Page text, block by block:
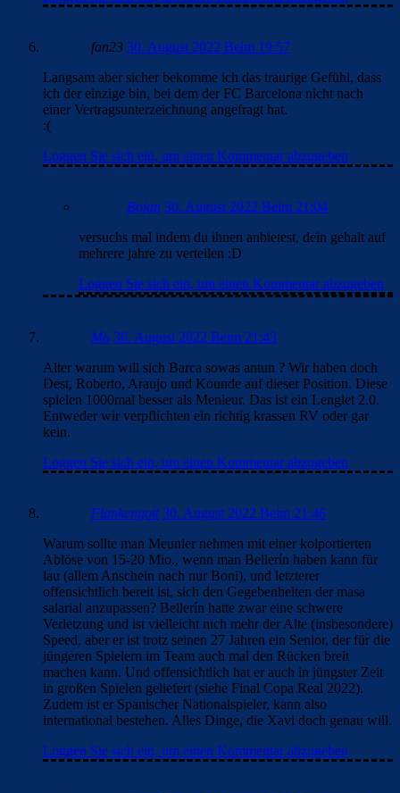
fan23 30. August 2022 Beim 19:57
Langsam aber sicher bekomme ich das traurige Gefühl, dass
ich der einzige bin, bei dem der FC Barcelona nicht nach
einer Vertragsunterzeichnung angefragt hat.
:(
Loggen Sie sich ein, um einen Kommentar abzugeben
Bojan 30. August 2022 Beim 21:04
versuchs mal indem du ihnen anbietest, dein gehalt auf
mehrere jahre zu verteilen :D
Loggen Sie sich ein, um einen Kommentar abzugeben
Mo 30. August 2022 Beim 21:43
Alter warum will sich Barca sowas antun ? Wir haben doch
Dest, Roberto, Araujo und Kounde auf dieser Position. Diese
spielen 1000mal besser als Menieur. Das ist ein Lenglet 2.0.
Entweder wir verpflichten ein richtig krassen RV oder gar
kein.
Loggen Sie sich ein, um einen Kommentar abzugeben
Flankengott 30. August 2022 Beim 21:46
Warum sollte man Meunier nehmen mit einer kolportierten
Ablöse von 15-20 Mio., wenn man Bellerín haben kann für
lau (allem Anschein nach nur Boni), und letzterer
offensichtlich bereit ist, sich den Gegebenheiten der masa
salarial anzupassen? Bellerín hatte zwar eine schwere
Verletzung und ist vielleicht nich mehr der Alte (insbesondere)
Speed, aber er ist trotz seinen 27 Jahren ein Senior, der für die
jüngeren Spielern im Team auch mal den Rücken breit
machen kann. Und offensichtlich hat er auch in jüngster Zeit
in großen Spielen geliefert (siehe Final Copa Real 2022).
Zudem ist er Spanischer Nationalspieler, kann also
international bestehen. Alles Dinge, die Xavi doch genau will.
Loggen Sie sich ein, um einen Kommentar abzugeben